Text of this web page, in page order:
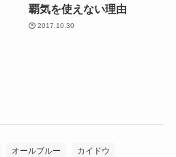
覇気を使えない理由
2017.10.30
オールブルー カイドウ